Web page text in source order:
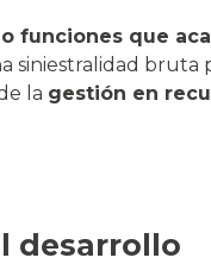
funciones que
siniestralidad bruta
la gestión en
desarrollo